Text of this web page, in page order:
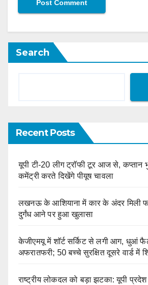
Search
Recent Posts
यूपी टी-20 लीग ट्रॉफी टूर आज से, कप्तान
कमेंट्री करते दिखेंगे पीयूष चावला
लखनऊ के आशियाना में कार के अंदर मिली
दुर्गंध आने पर हुआ खुलासा
केजीएमयू में शॉर्ट सर्किट से लगी आग, धुआं
अफरातफरी; 50 बच्चे सुरक्षित दूसरे वार्ड में
राष्ट्रीय लोकदल को बड़ा झटका: यूपी प्रदेश